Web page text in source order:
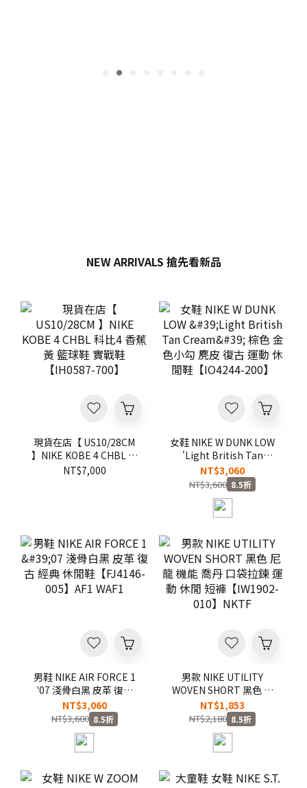
NEW ARRIVALS 搶先看新品
現貨在店【 US10/28CM
】NIKE KOBE 4 CHBL 科
比4 香蕉黃 籃球鞋 實戰
NT$7,000
女鞋 NIKE W DUNK LOW
'Light British Tan
Cream' 棕色 金色小勾 麂
皮 復古 運動 休閒鞋
【IO4244-200】
NT$3,060
NT$3,600 8.5折
男鞋 NIKE AIR FORCE 1
'07 淺骨白黑 皮革 復古
經典 休閒鞋【FJ4146-
005】AF1 WAF1
NT$3,060
NT$3,600 8.5折
男款 NIKE UTILITY
WOVEN SHORT 黑色 尼
龍 機能 喬丹 口袋拉鍊 運
動 休閒 短褲【IW1902-
010】NKTF
NT$1,853
NT$2,180 8.5折